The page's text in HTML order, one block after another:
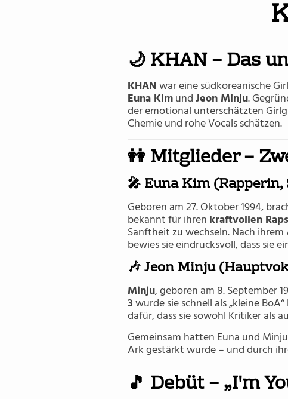
🌙 KHAN – Das
KHANwar eine südkoreanische
Euna KimundJeon Minju.
der emotional unterschätzten
Chemie und rohe Vocals schätzen.
👭 Mitglieder –
🎤 Euna Kim
Geboren am 27. Oktober 1994,
bekannt für ihren kraftvollen
Sanftheit zu wechseln. Nach
bewies sie eindrucksvoll, dass sie
🎶 Jeon Minju
Minju, geboren am 8. September
3wurde sie schnell als „kleine
dafür, dass sie sowohl Kritiker als
Gemeinsam hatten Euna und
Ark gestärkt wurde – und durch
🎵 Debüt – „I'm